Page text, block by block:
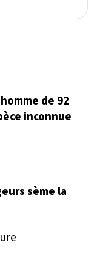
de 92
inconnue
sème la